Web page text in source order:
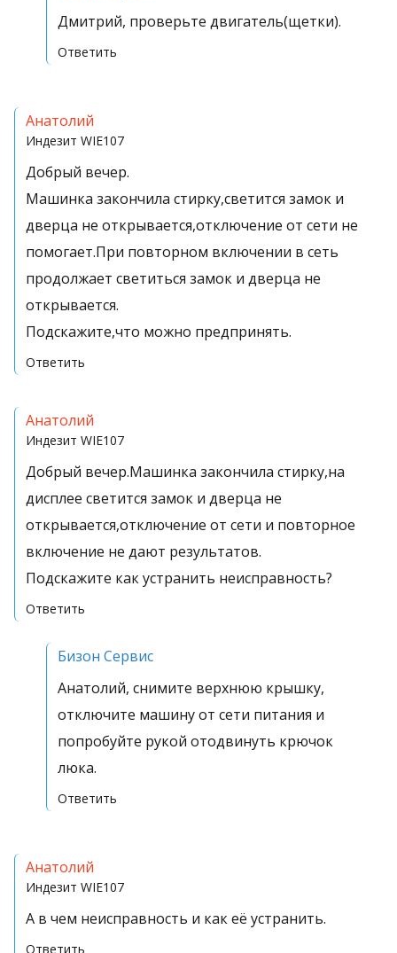
Дмитрий, проверьте двигатель(щетки).
Ответить
Анатолий
Индезит WIE107
Добрый вечер.
Машинка закончила стирку,светится замок и
дверца не открывается,отключение от сети не
помогает.При повторном включении в сеть
продолжает светиться замок и дверца не
открывается.
Подскажите,что можно предпринять.
Ответить
Анатолий
Индезит WIE107
Добрый вечер.Машинка закончила стирку,на
дисплее светится замок и дверца не
открывается,отключение от сети и повторное
включение не дают результатов.
Подскажите как устранить неисправность?
Ответить
Бизон Сервис
Анатолий, снимите верхнюю крышку,
отключите машину от сети питания и
попробуйте рукой отодвинуть крючок
люка.
Ответить
Анатолий
Индезит WIE107
А в чем неисправность и как её устранить.
Ответить